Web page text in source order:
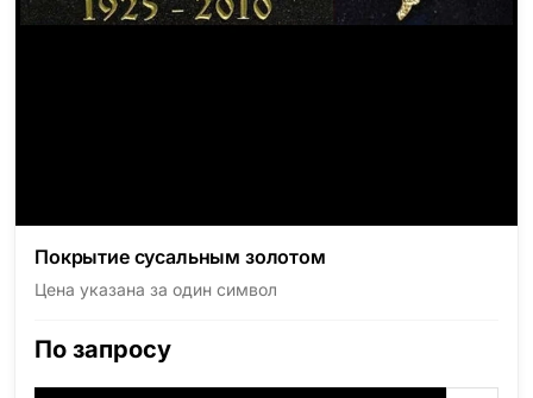
Покрытие сусальным золотом
Цена указана за один символ
По запросу